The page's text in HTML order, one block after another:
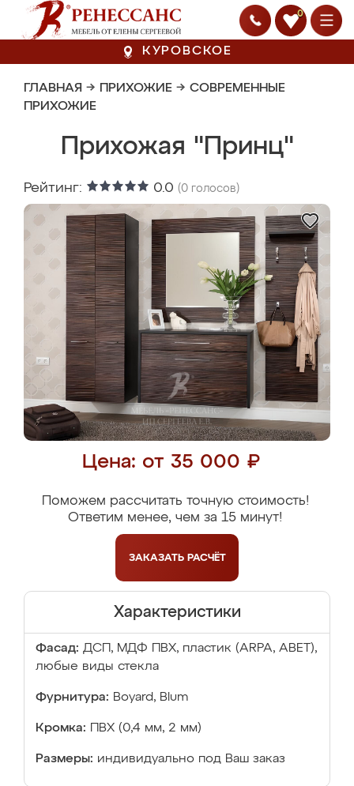
0
КУРОВСКОЕ
ГЛАВНАЯ → ПРИХОЖИЕ → СОВРЕМЕННЫЕ
ПРИХОЖИЕ
Прихожая "Принц"
Рейтинг: 0.0 (0 голосов)
Цена: от 35 000 ₽
Поможем рассчитать точную стоимость!
Ответим менее, чем за 15 минут!
ЗАКАЗАТЬ РАСЧЁТ
Характеристики
Фасад: ДСП, МДФ ПВХ, пластик (ARPA, ABET),
любые виды стекла
Фурнитура: Boyard, Blum
Кромка: ПВХ (0,4 мм, 2 мм)
Размеры: индивидуально под Ваш заказ